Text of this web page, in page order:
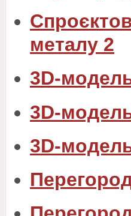
металу 2
3D-
3D-
3D-